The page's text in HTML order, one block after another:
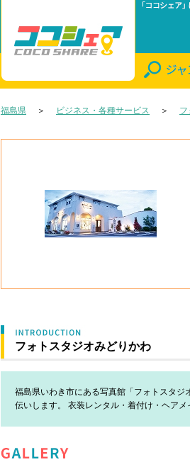
福島県 ＞ ビジネス・各種サービス ＞
フォトスタジオみどりかわ
福島県いわき市にある写真館「フォトスタ
伝いします。 衣装レンタル・着付け・ヘア